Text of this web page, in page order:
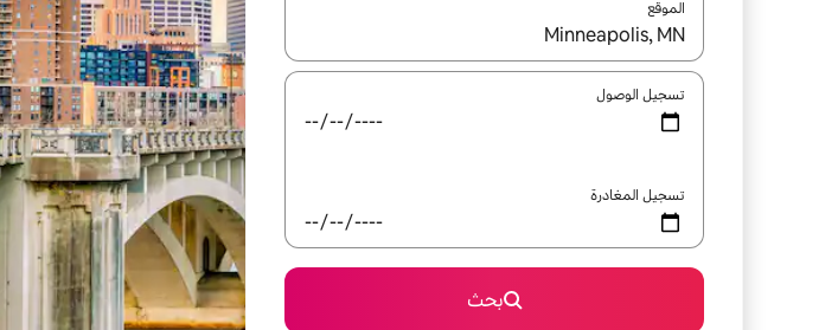
الموقع
عند توفر النتائج، انتقل باستخدام السهمين لأعلى ولأسفل أو استكشف عن طريق اللمس أو السحب.
تسجيل الوصول
تسجيل المغادرة
بحث